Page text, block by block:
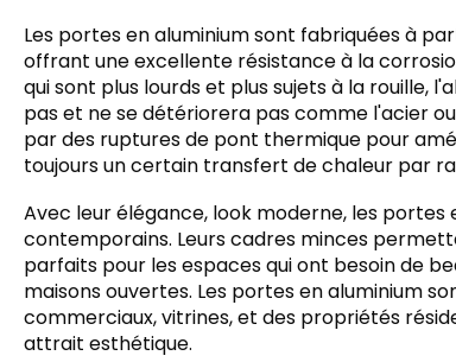
Les portes en aluminium sont fabriquées à
offrant une excellente résistance à la
qui sont plus lourds et plus sujets à la rouille,
pas et ne se détériorera pas comme l'acier
par des ruptures de pont thermique pour
toujours un certain transfert de chaleur par
Avec leur élégance, look moderne, les portes
contemporains. Leurs cadres minces
parfaits pour les espaces qui ont besoin de
maisons ouvertes. Les portes en aluminium
commerciaux, vitrines, et des propriétés
attrait esthétique.